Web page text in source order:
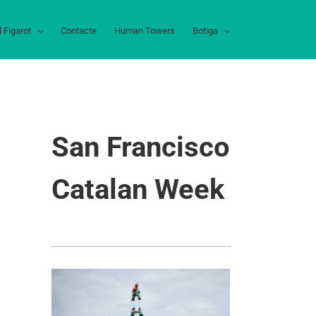
Figarot Contacte Human Towers Botiga
San Francisco
Catalan Week